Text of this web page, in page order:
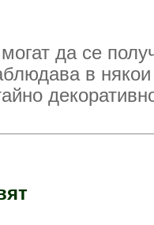
да се
в